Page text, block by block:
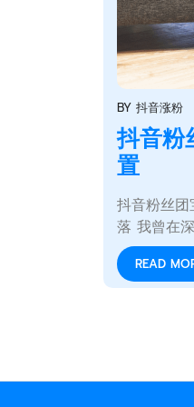
BY 抖音涨粉
抖音粉
置
抖音粉丝团
落 我曾在
READ